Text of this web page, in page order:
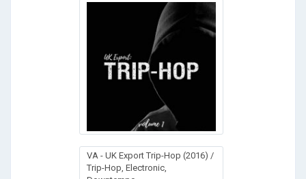
VA - UK Export Trip-Hop (2016) /
Trip-Hop, Electronic,